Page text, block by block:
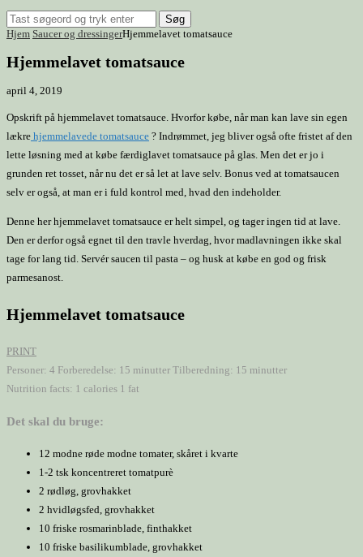
Søg
Hjem Saucer og dressingerHjemmelavet tomatsauce
Hjemmelavet tomatsauce
april 4, 2019
Opskrift på hjemmelavet tomatsauce. Hvorfor købe, når man kan lave sin egen
lækre hjemmelavede tomatsauce ? Indrømmet, jeg bliver også ofte fristet af den
lette løsning med at købe færdiglavet tomatsauce på glas. Men det er jo i
grunden ret tosset, når nu det er så let at lave selv. Bonus ved at tomatsaucen
selv er også, at man er i fuld kontrol med, hvad den indeholder.
Denne her hjemmelavet tomatsauce er helt simpel, og tager ingen tid at lave.
Den er derfor også egnet til den travle hverdag, hvor madlavningen ikke skal
tage for lang tid. Servér saucen til pasta – og husk at købe en god og frisk
parmesanost.
Hjemmelavet tomatsauce
PRINT
Personer: 4 Forberedelse: 15 minutter Tilberedning: 15 minutter
Nutrition facts: 1 calories 1 fat
Det skal du bruge:
12 modne røde modne tomater, skåret i kvarte
1-2 tsk koncentreret tomatpurè
2 rødløg, grovhakket
2 hvidløgsfed, grovhakket
10 friske rosmarinblade, finthakket
10 friske basilikumblade, grovhakket